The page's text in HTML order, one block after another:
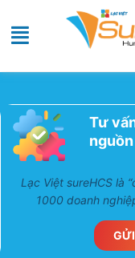
Tư
Lạc Việt sureHCS
hơn 1000 doanh
GỬI